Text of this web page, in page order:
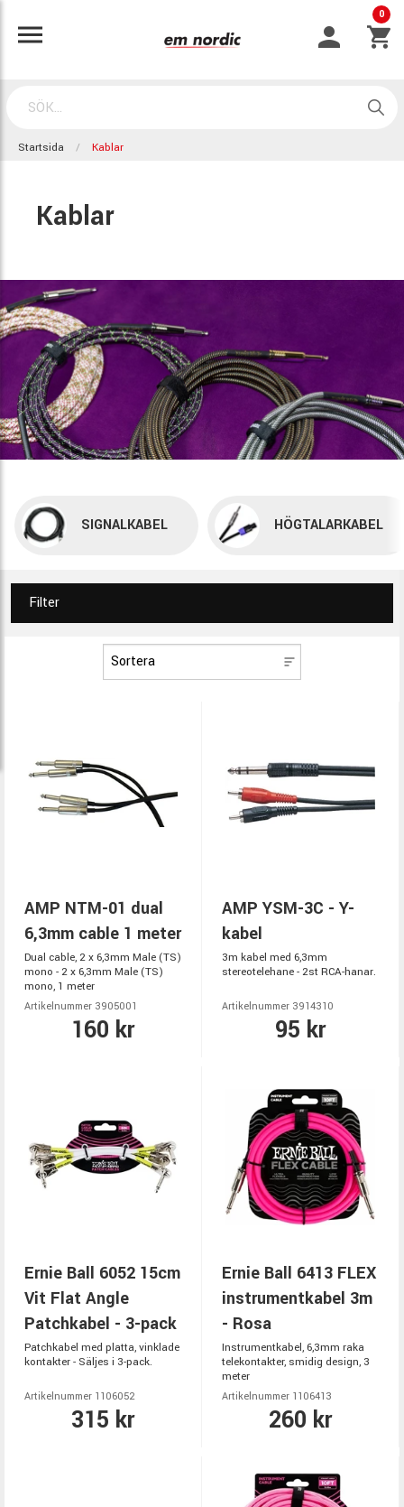
0
Startsida Kablar
Kablar
SIGNALKABEL HÖGTALARKABEL
Filter
AMP NTM-01 dual
6,3mm cable 1 meter
Dual cable, 2 x 6,3mm Male (TS)
mono - 2 x 6,3mm Male (TS)
mono, 1 meter
Artikelnummer 3905001
160 kr
AMP YSM-3C - Y-
kabel
3m kabel med 6,3mm
stereotelehane - 2st RCA-hanar.
Artikelnummer 3914310
95 kr
Ernie Ball 6052 15cm
Vit Flat Angle
Patchkabel - 3-pack
Patchkabel med platta, vinklade
kontakter - Säljes i 3-pack.
Artikelnummer 1106052
315 kr
Ernie Ball 6413 FLEX
instrumentkabel 3m
- Rosa
Instrumentkabel, 6,3mm raka
telekontakter, smidig design, 3
meter
Artikelnummer 1106413
260 kr